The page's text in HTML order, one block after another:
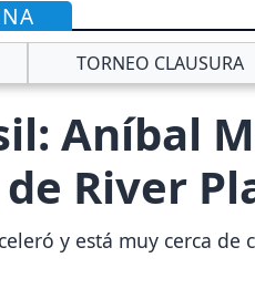
TORNEO CLAUSURA
Aníbal
River
y está muy cerca